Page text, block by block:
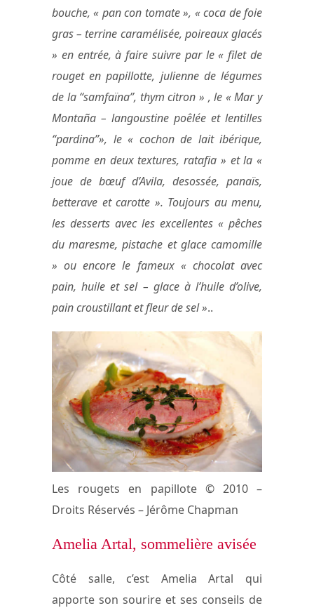
bouche, « pan con tomate », « coca de foie
gras – terrine caramélisée, poireaux glacés
» en entrée, à faire suivre par le « filet de
rouget en papillotte, julienne de légumes
de la “samfaïna”, thym citron » , le « Mar y
Montaña – langoustine poêlée et lentilles
“pardina”», le « cochon de lait ibérique,
pomme en deux textures, ratafia » et la «
joue de bœuf d’Avila, desossée, panaïs,
betterave et carotte ». Toujours au menu,
les desserts avec les excellentes « pêches
du maresme, pistache et glace camomille
» ou encore le fameux « chocolat avec
pain, huile et sel – glace à l’huile d’olive,
pain croustillant et fleur de sel »..
Les rougets en papillote © 2010 –
Droits Réservés – Jérôme Chapman
Amelia Artal, sommelière avisée
Côté salle, c’est Amelia Artal qui
apporte son sourire et ses conseils de